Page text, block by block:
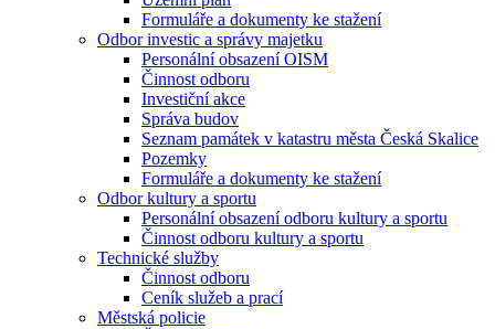
Formuláře a dokumenty ke stažení
Odbor investic a správy majetku
Personální obsazení OISM
Činnost odboru
Investiční akce
Správa budov
Seznam památek v katastru města Česká Skalice
Pozemky
Formuláře a dokumenty ke stažení
Odbor kultury a sportu
Personální obsazení odboru kultury a sportu
Činnost odboru kultury a sportu
Technické služby
Činnost odboru
Ceník služeb a prací
Městská policie